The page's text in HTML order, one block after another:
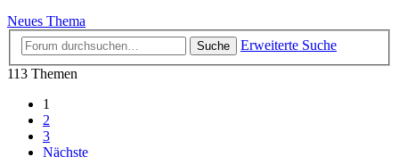
Neues Thema
Suche
Erweiterte Suche
113 Themen
1
2
3
Nächste